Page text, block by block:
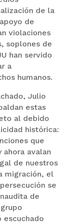
de la
de
violaciones
soplones de
han servido
a
humanos.
Julio
estas
al debido
histórica:
que
avalan
de nuestros
migración, el
se
de
escuchado